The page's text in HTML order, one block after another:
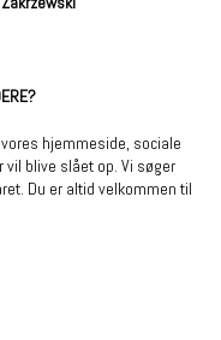
hjemmeside, sociale
blive slået op. Vi søger
Du er altid velkommen til